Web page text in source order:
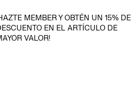
MEMBER Y OBTÉN UN 15% DE
EN EL ARTÍCULO DE
VALOR!